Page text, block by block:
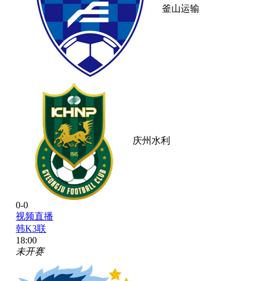
釜山运输
庆州水利
0-0
视频直播
韩K3联
18:00
未开赛